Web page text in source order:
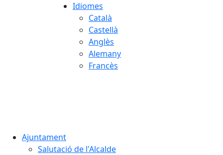
Idiomes
Català
Castellà
Anglès
Alemany
Francès
Ajuntament
Salutació de l'Alcalde